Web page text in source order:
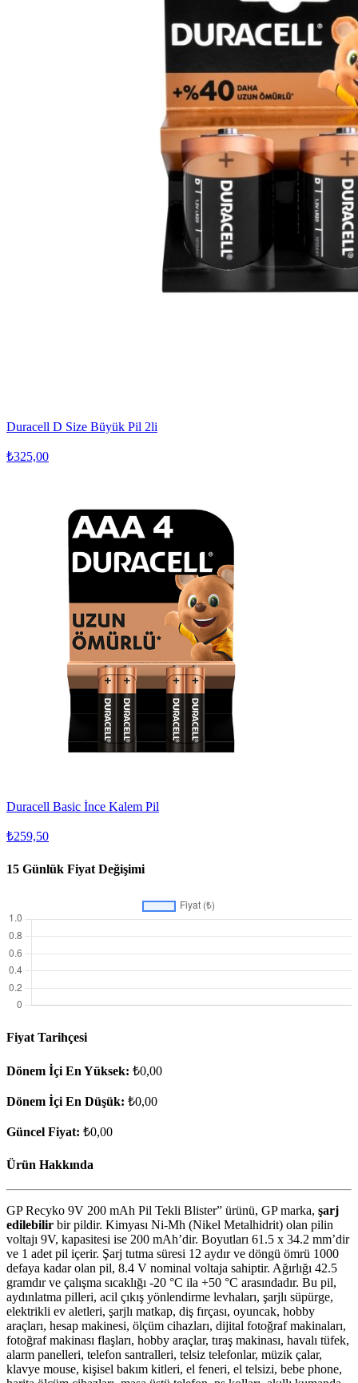
Duracell D Size Büyük Pil 2li
₺325,00
Duracell Basic İnce Kalem Pil
₺259,50
15 Günlük Fiyat Değişimi
Fiyat Tarihçesi
Dönem İçi En Yüksek: ₺0,00
Dönem İçi En Düşük: ₺0,00
Güncel Fiyat: ₺0,00
Ürün Hakkında
GP Recyko 9V 200 mAh Pil Tekli Blister” ürünü, GP marka, şarj
edilebilir bir pildir. Kimyası Ni-Mh (Nikel Metalhidrit) olan pilin
voltajı 9V, kapasitesi ise 200 mAh’dir. Boyutları 61.5 x 34.2 mm’dir
ve 1 adet pil içerir. Şarj tutma süresi 12 aydır ve döngü ömrü 1000
defaya kadar olan pil, 8.4 V nominal voltaja sahiptir. Ağırlığı 42.5
gramdır ve çalışma sıcaklığı -20 °C ila +50 °C arasındadır. Bu pil,
aydınlatma pilleri, acil çıkış yönlendirme levhaları, şarjlı süpürge,
elektrikli ev aletleri, şarjlı matkap, diş fırçası, oyuncak, hobby
araçları, hesap makinesi, ölçüm cihazları, dijital fotoğraf makinaları,
fotoğraf makinası flaşları, hobby araçlar, tıraş makinası, havalı tüfek,
alarm panelleri, telefon santralleri, telsiz telefonlar, müzik çalar,
klavye mouse, kişisel bakım kitleri, el feneri, el telsizi, bebe phone,